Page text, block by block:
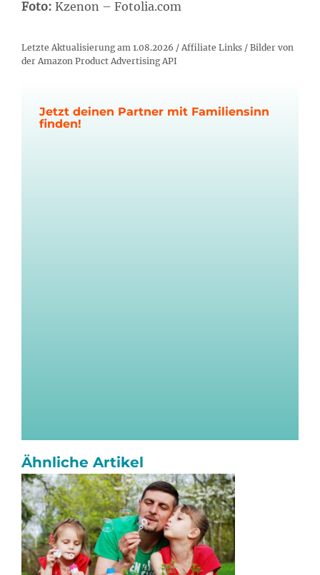
Foto: Kzenon – Fotolia.com
Letzte Aktualisierung am 1.08.2026 / Affiliate Links / Bilder von
der Amazon Product Advertising API
Jetzt deinen Partner mit Familiensinn
finden!
Ähnliche Artikel